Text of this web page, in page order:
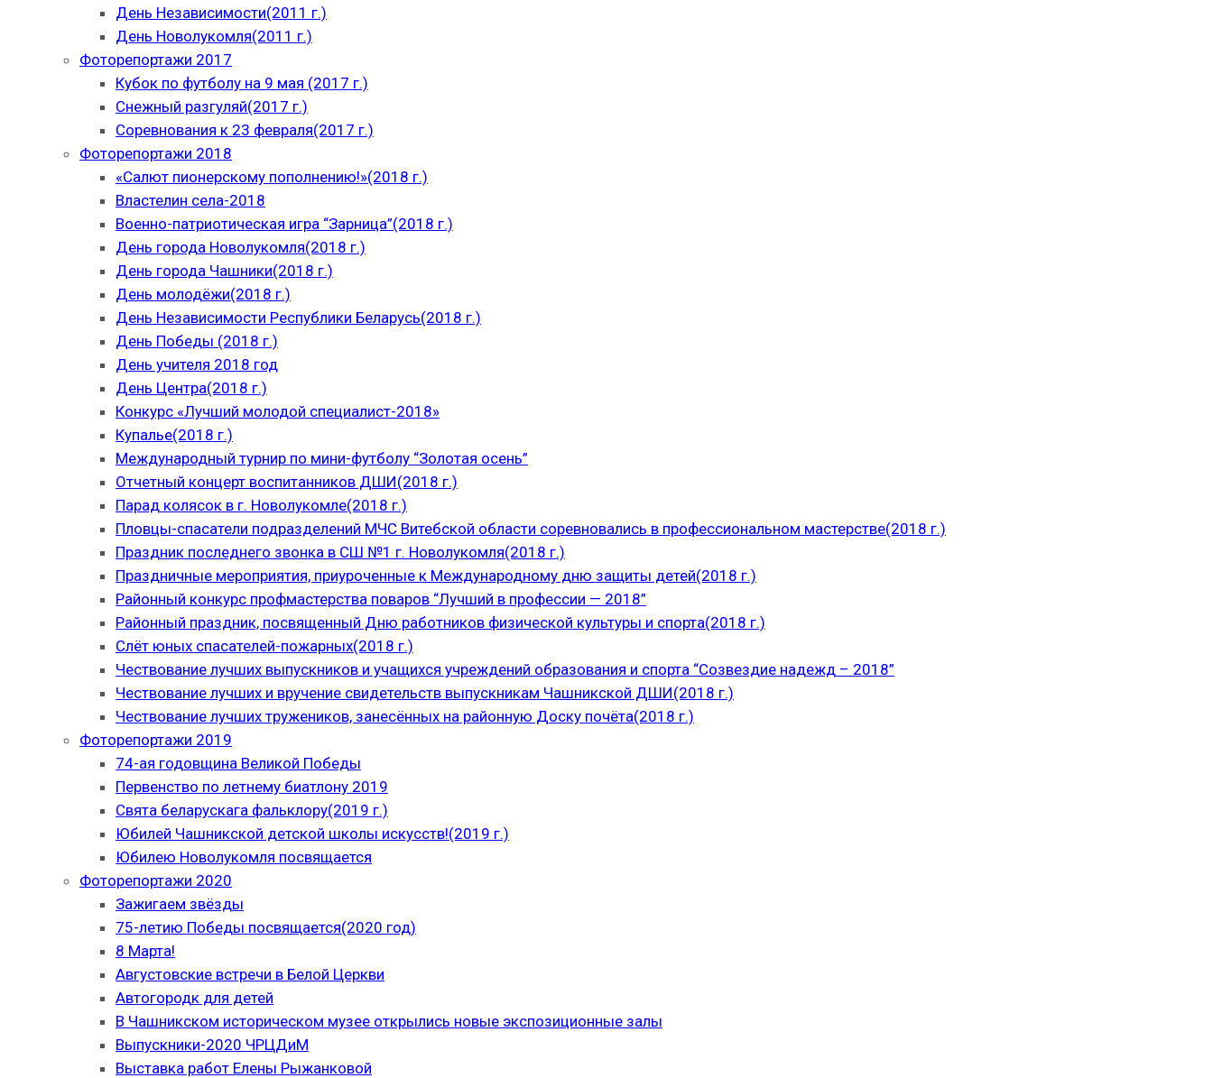
День Независимости(2011 г.)
День Новолукомля(2011 г.)
Фоторепортажи 2017
Кубок по футболу на 9 мая (2017 г.)
Снежный разгуляй(2017 г.)
Соревнования к 23 февраля(2017 г.)
Фоторепортажи 2018
«Салют пионерскому пополнению!»(2018 г.)
Властелин села-2018
Военно-патриотическая игра “Зарница”(2018 г.)
День города Новолукомля(2018 г.)
День города Чашники(2018 г.)
День молодёжи(2018 г.)
День Независимости Республики Беларусь(2018 г.)
День Победы (2018 г.)
День учителя 2018 год
День Центра(2018 г.)
Конкурс «Лучший молодой специалист-2018»
Купалье(2018 г.)
Международный турнир по мини-футболу “Золотая осень”
Отчетный концерт воспитанников ДШИ(2018 г.)
Парад колясок в г. Новолукомле(2018 г.)
Пловцы-спасатели подразделений МЧС Витебской области соревновались в профессиональном мастерстве(2018 г.)
Праздник последнего звонка в СШ №1 г. Новолукомля(2018 г.)
Праздничные мероприятия, приуроченные к Международному дню защиты детей(2018 г.)
Районный конкурс профмастерства поваров “Лучший в профессии — 2018”
Районный праздник, посвященный Дню работников физической культуры и спорта(2018 г.)
Слёт юных спасателей-пожарных(2018 г.)
Чествование лучших выпускников и учащихся учреждений образования и спорта “Созвездие надежд – 2018”
Чествование лучших и вручение свидетельств выпускникам Чашникской ДШИ(2018 г.)
Чествование лучших тружеников, занесённых на районную Доску почёта(2018 г.)
Фоторепортажи 2019
74-ая годовщина Великой Победы
Первенство по летнему биатлону 2019
Свята беларускага фальклору(2019 г.)
Юбилей Чашникской детской школы искусств!(2019 г.)
Юбилею Новолукомля посвящается
Фоторепортажи 2020
Зажигаем звёзды
75-летию Победы посвящается(2020 год)
8 Марта!
Августовские встречи в Белой Церкви
Автогородк для детей
В Чашникском историческом музее открылись новые экспозиционные залы
Выпускники-2020 ЧРЦДиМ
Выставка работ Елены Рыжанковой